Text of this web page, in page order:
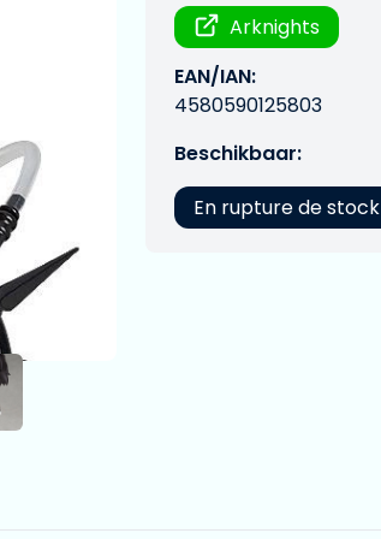
Arknights
EAN/IAN:
4580590125803
Beschikbaar:
En rupture de stock